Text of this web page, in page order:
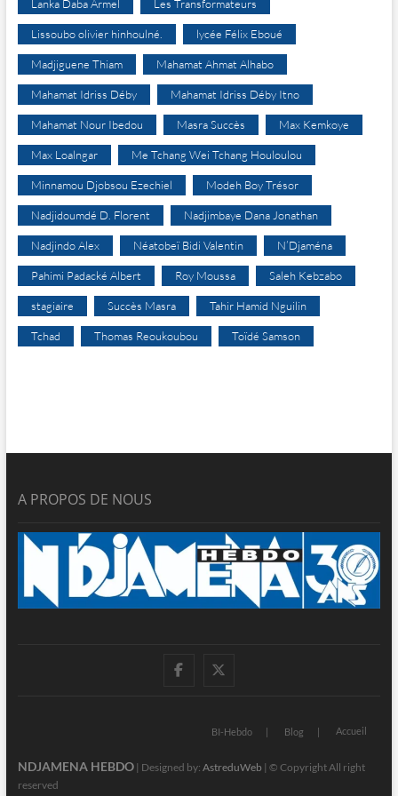
Lanka Daba Armel Les Transformateurs
Lissoubo olivier hinhoulné. lycée Félix Eboué
Madjiguene Thiam Mahamat Ahmat Alhabo
Mahamat Idriss Déby Mahamat Idriss Déby Itno
Mahamat Nour Ibedou Masra Succès Max Kemkoye
Max Loalngar Me Tchang Wei Tchang Houloulou
Minnamou Djobsou Ezechiel Modeh Boy Trésor
Nadjidoumdé D. Florent Nadjimbaye Dana Jonathan
Nadjindo Alex Néatobeï Bidi Valentin N’Djaména
Pahimi Padacké Albert Roy Moussa Saleh Kebzabo
stagiaire Succès Masra Tahir Hamid Nguilin
Tchad Thomas Reoukoubou Toïdé Samson
A PROPOS DE NOUS
facebook
BI-Hebdo Blog Accueil
NDJAMENA HEBDO| Designed by: AstreduWeb | © Copyright All right
reserved